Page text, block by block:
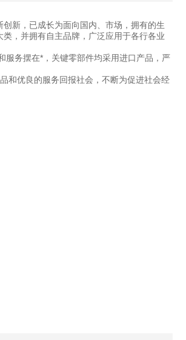
新，已成长为面向国内、市场，拥有的生
，并拥有自主品牌，广泛应用于各行各业
务摆在*，关键零部件均采用进口产品，严
和优良的服务回报社会，不断为促进社会经